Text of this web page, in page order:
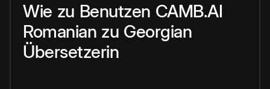
Wie zu Benutzen CAMB.AI
Romanian zu Georgian
Übersetzerin